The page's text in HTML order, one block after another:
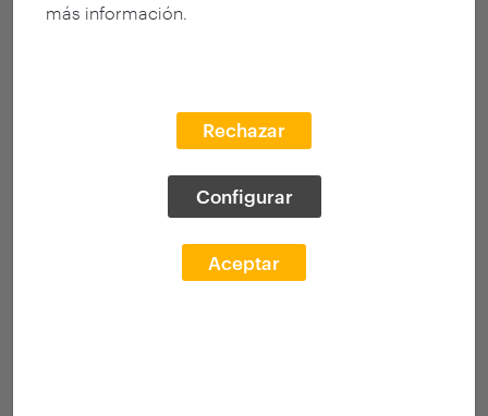
más información.
Rechazar
Configurar
Aceptar